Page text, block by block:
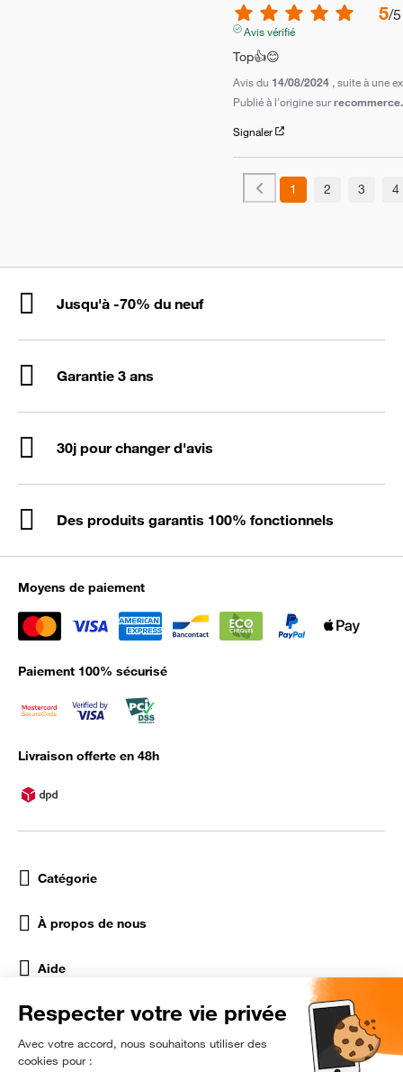
5/5
Avis vérifié
Top👍😊
Avis du 14/08/2024 , suite à une
Publié à l'origine sur
Signaler
1 2 3 4
Jusqu'à -70% du neuf
Garantie 3 ans
30j pour changer d'avis
Des produits garantis 100% fonctionnels
Moyens de paiement
Paiement 100% sécurisé
Livraison offerte en 48h
Catégorie
À propos de nous
Aide
Réseaux Sociaux